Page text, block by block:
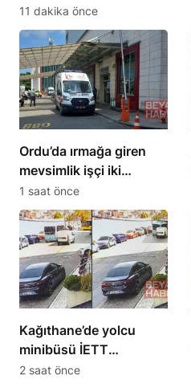
tehdit eden saldırgana
180 bin lira ceza
11 dakika önce
Ordu’da ırmağa giren
mevsimlik işçi iki
kardeşten Ersin öldü
1 saat önce
Kağıthane’de yolcu
minibüsü İETT
otobüsüyle çarpıştı: 3
2 saat önce